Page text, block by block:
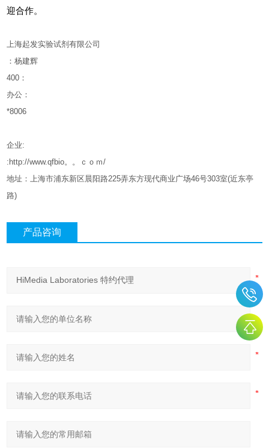
迎合作。
上海起发实验试剂有限公司
：杨建辉
400 ：
办公：
*8006
企业:
:http://www.qfbio。。ｃｏｍ/
地址：上海市浦东新区晨阳路225弄东方现代商业广场46号303室(近东亭
路)
产品咨询